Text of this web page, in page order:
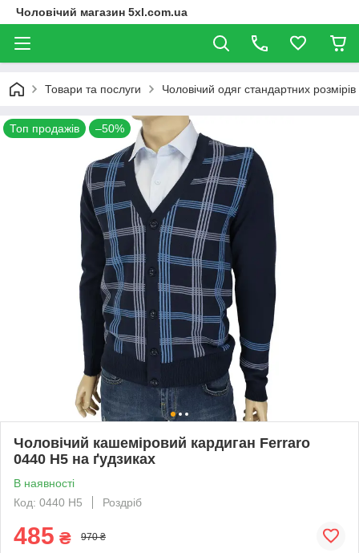
Чоловічий магазин 5xl.com.ua
Товари та послуги Чоловічий одяг стандартних розмірів
Топ продажів –50%
Чоловічий кашеміровий кардиган Ferraro
0440 Н5 на ґудзиках
В наявності
Код: 0440 Н5
Роздріб
485 ₴ 970 ₴